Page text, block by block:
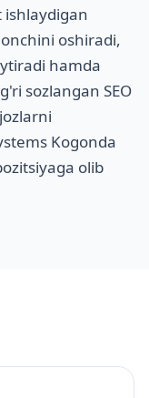
ishlaydigan
oshiradi,
hamda
sozlangan SEO
Kogonda
olib